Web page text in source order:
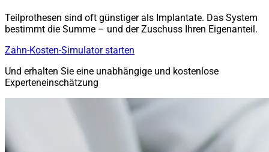
Teilprothesen sind oft günstiger als Implantate. Das System
bestimmt die Summe – und der Zuschuss Ihren Eigenanteil.
Zahn-Kosten-Simulator starten
Und erhalten Sie eine unabhängige und kostenlose
Experteneinschätzung